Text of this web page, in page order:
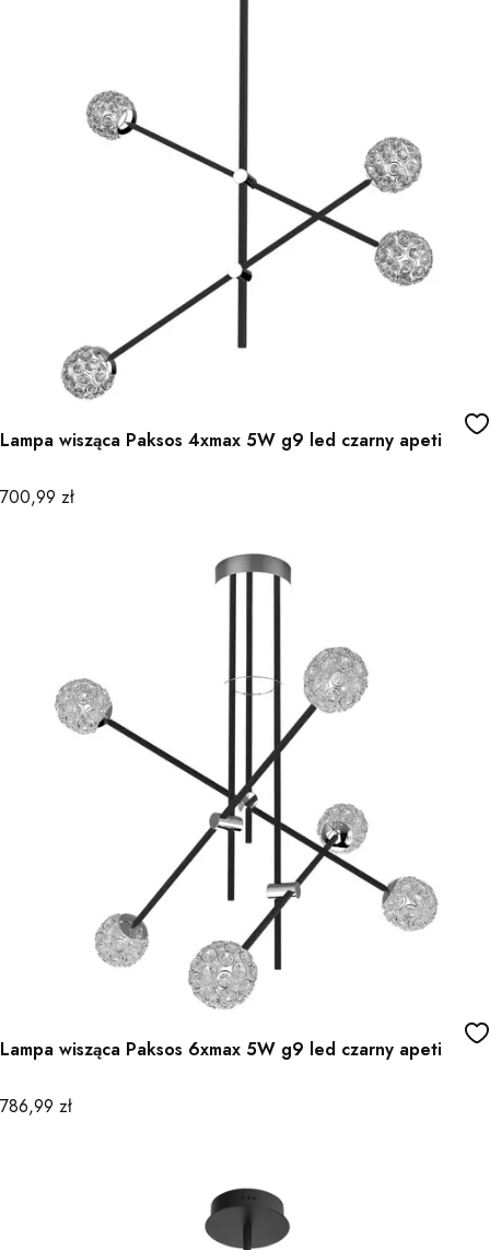
Lampa wisząca Paksos 4xmax 5W g9 led czarny apeti
Cena
700,99 zł
Lampa wisząca Paksos 6xmax 5W g9 led czarny apeti
Cena
786,99 zł